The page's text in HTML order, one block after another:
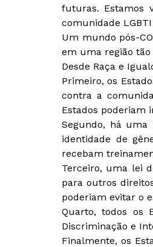
futuras. Estamos
comunidade
Um mundo pós-
em uma região
Desde Raça e
Primeiro, os
contra a
Estados poderiam
Segundo, há uma
identidade de
recebam
Terceiro, uma lei
para outros
poderiam evitar o
Quarto, todos os
Discriminação e
Finalmente, os